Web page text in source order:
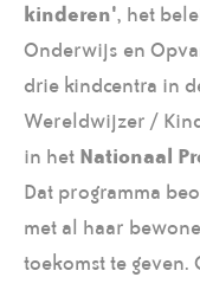
kinderen', het
Onderwijs en
drie kindcentra in
Wereldwijzer /
in het Nationaal
Dat programma
met al haar
toekomst te